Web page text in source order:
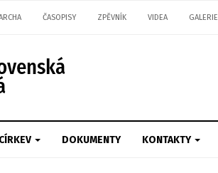
ČASOPISY ZPĚVNÍK VIDEA GALERIE
CÍRKEV DOKUMENTY KONTAKTY